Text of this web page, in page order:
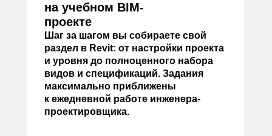
на учебном BIM-
проекте
Шаг за шагом вы собираете свой
раздел в Revit: от настройки проекта
и уровня до полноценного набора
видов и спецификаций. Задания
максимально приближены
к ежедневной работе инженера-
проектировщика.